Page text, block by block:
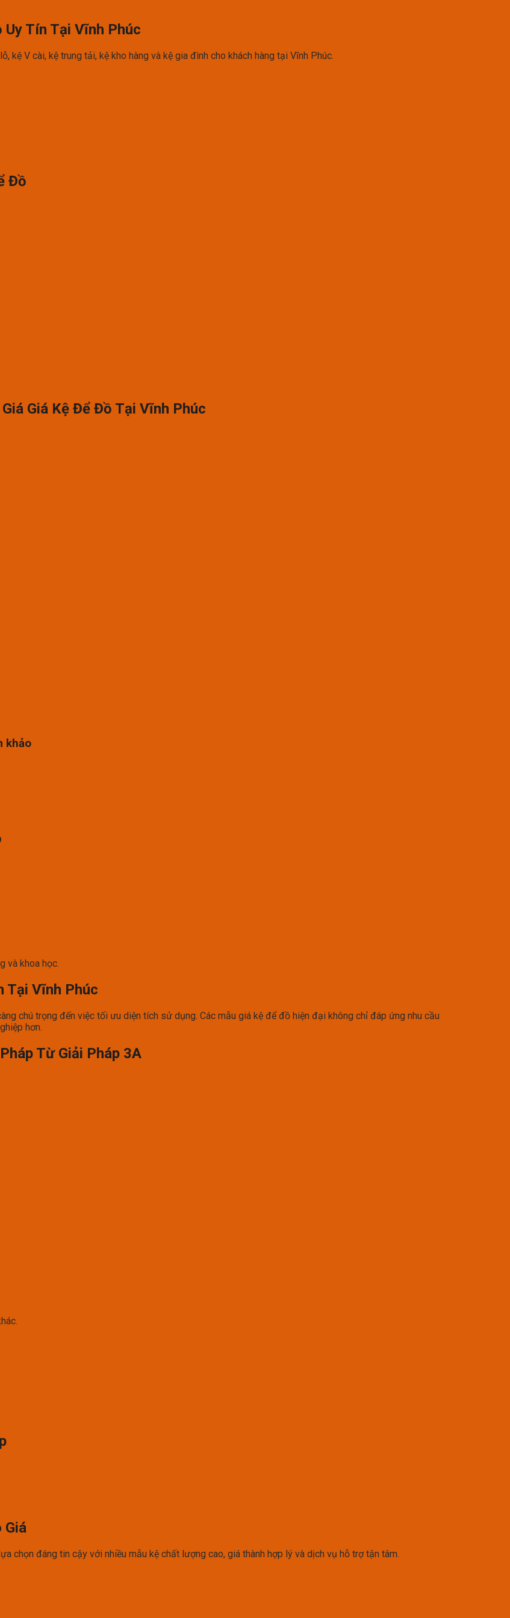
Uy Tín Tại Vĩnh Phúc
V cài, kệ trung tải, kệ kho hàng và kệ gia đình cho khách hàng tại Vĩnh Phúc.
Đồ
Giá Kệ Để Đồ Tại Vĩnh Phúc
khảo
và khoa học.
Tại Vĩnh Phúc
chú trọng đến việc tối ưu diện tích sử dụng. Các mẫu giá kệ để đồ hiện đại không chỉ đáp ứng nhu cầu
hơn.
Từ Giải Pháp 3A
Giá
chọn đáng tin cậy với nhiều mẫu kệ chất lượng cao, giá thành hợp lý và dịch vụ hỗ trợ tận tâm.